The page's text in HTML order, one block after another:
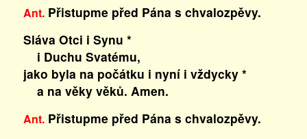
Ant.Přistupme před Pána s chvalozpěvy.
Sláva Otci i Synu *
i Duchu Svatému,
jako byla na počátku i nyní i vždycky *
a na věky věků. Amen.
Ant.Přistupme před Pána s chvalozpěvy.